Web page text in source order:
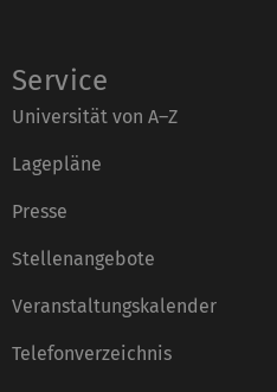
Service
Universität von A–Z
Lagepläne
Presse
Stellenangebote
Veranstaltungskalender
Telefonverzeichnis